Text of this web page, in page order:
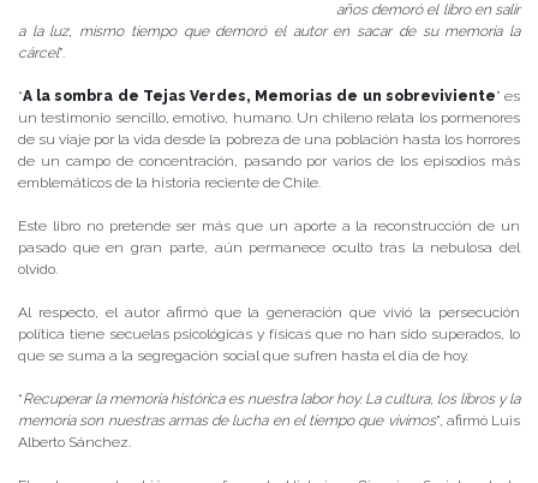
años demoró el libro en salir
a la luz, mismo tiempo que demoró el autor en sacar de su memoria la
cárcel”.
“A la sombra de Tejas Verdes, Memorias de un sobreviviente” es
un testimonio sencillo, emotivo, humano. Un chileno relata los pormenores
de su viaje por la vida desde la pobreza de una población hasta los horrores
de un campo de concentración, pasando por varios de los episodios más
emblemáticos de la historia reciente de Chile.
Este libro no pretende ser más que un aporte a la reconstrucción de un
pasado que en gran parte, aún permanece oculto tras la nebulosa del
olvido.
Al respecto, el autor afirmó que la generación que vivió la persecución
política tiene secuelas psicológicas y físicas que no han sido superados, lo
que se suma a la segregación social que sufren hasta el día de hoy.
“Recuperar la memoria histórica es nuestra labor hoy. La cultura, los libros y la
memoria son nuestras armas de lucha en el tiempo que vivimos”, afirmó Luis
Alberto Sánchez.